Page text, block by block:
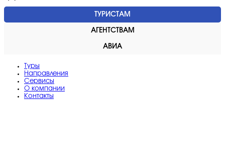
ТУРИСТАМ
АГЕНТСТВАМ
АВИА
Туры
Направления
Сервисы
O компании
Контакты